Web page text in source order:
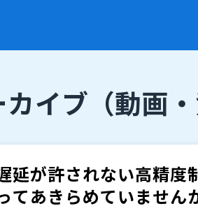
カイブ （動画
延が許されない高精
てあきらめていません